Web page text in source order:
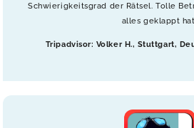
Schwierigkeitsgrad der Rätsel. Tolle
alles geklappt
Tripadvisor: Volker H., Stuttgart,